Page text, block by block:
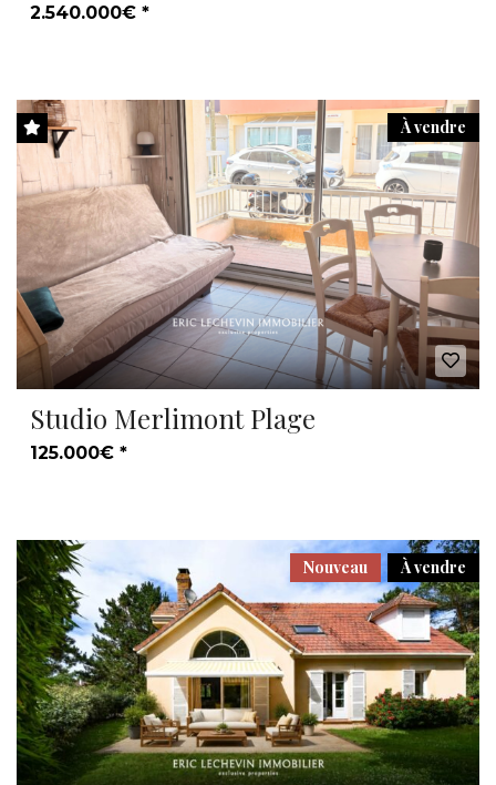
2.540.000€ *
À vendre
Studio Merlimont Plage
125.000€ *
À vendre
Nouveau